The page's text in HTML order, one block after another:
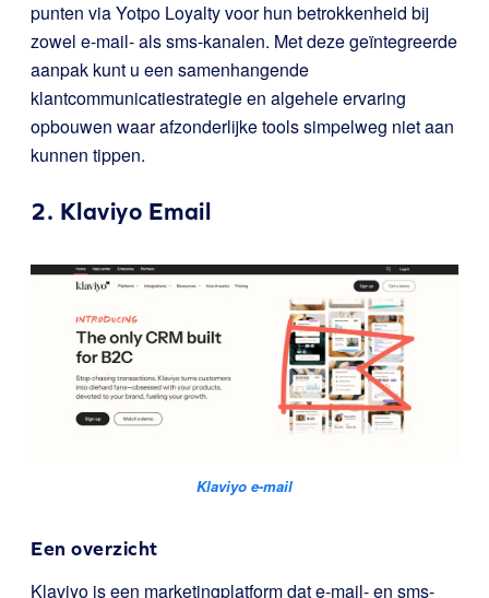
punten via Yotpo Loyalty voor hun betrokkenheid bij
zowel e-mail- als sms-kanalen. Met deze geïntegreerde
aanpak kunt u een samenhangende
klantcommunicatiestrategie en algehele ervaring
opbouwen waar afzonderlijke tools simpelweg niet aan
kunnen tippen.
2. Klaviyo Email
Klaviyo e-mail
Een overzicht
Klaviyo is een marketingplatform dat e-mail- en sms-